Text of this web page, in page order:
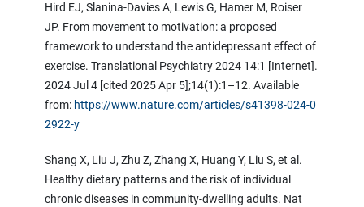
Hird EJ, Slanina-Davies A, Lewis G, Hamer M, Roiser
JP. From movement to motivation: a proposed
framework to understand the antidepressant effect of
exercise. Translational Psychiatry 2024 14:1 [Internet].
2024 Jul 4 [cited 2025 Apr 5];14(1):1–12. Available
from: https://www.nature.com/articles/s41398-024-0
2922-y
Shang X, Liu J, Zhu Z, Zhang X, Huang Y, Liu S, et al.
Healthy dietary patterns and the risk of individual
chronic diseases in community-dwelling adults. Nat